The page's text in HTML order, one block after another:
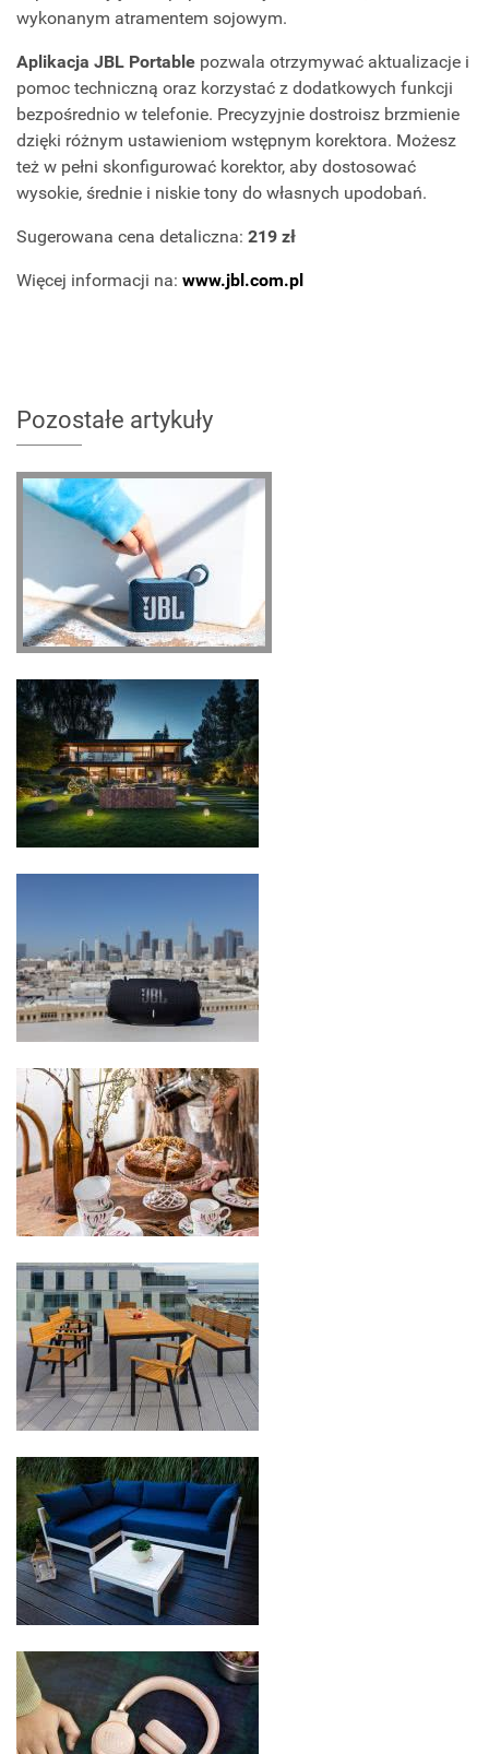
wykonanym atramentem sojowym.
Aplikacja JBL Portable pozwala otrzymywać aktualizacje i
pomoc techniczną oraz korzystać z dodatkowych funkcji
bezpośrednio w telefonie. Precyzyjnie dostroisz brzmienie
dzięki różnym ustawieniom wstępnym korektora. Możesz
też w pełni skonfigurować korektor, aby dostosować
wysokie, średnie i niskie tony do własnych upodobań.
Sugerowana cena detaliczna: 219 zł
Więcej informacji na: www.jbl.com.pl
Pozostałe artykuły